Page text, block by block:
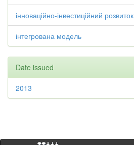
інноваційно-інвестиційний розвиток
інтегрована модель
Date issued
2013